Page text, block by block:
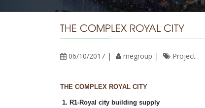
THE COMPLEX ROYAL CITY
06/10/2017 megroup Project
THE COMPLEX ROYAL CITY
1. R1-Royal city building supply